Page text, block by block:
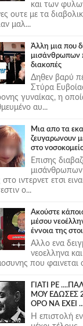
και των
ουτε με τα
μαλ...
Άλλη μια που
μισάνθρωπων
διακοπές
Δηθεν βαρύ
Στύρα
γυναίκας, η
αυ...
Μια απο τα
ζευγαρωνουν
στο
Επισης
μισάνθρωπων
ιντερνετ ετσι
ο...
Ακούστε
μέσου
έννοια της
Αλλο ενα
νεοελληνα
που φαινεται
ΓΙΑΤΙ ΡΕ
ΜΟΥ ΕΔΩΣΕΣ
ΟΡΟ ΝΑ ΕΧΕΙ
Η επιστολή